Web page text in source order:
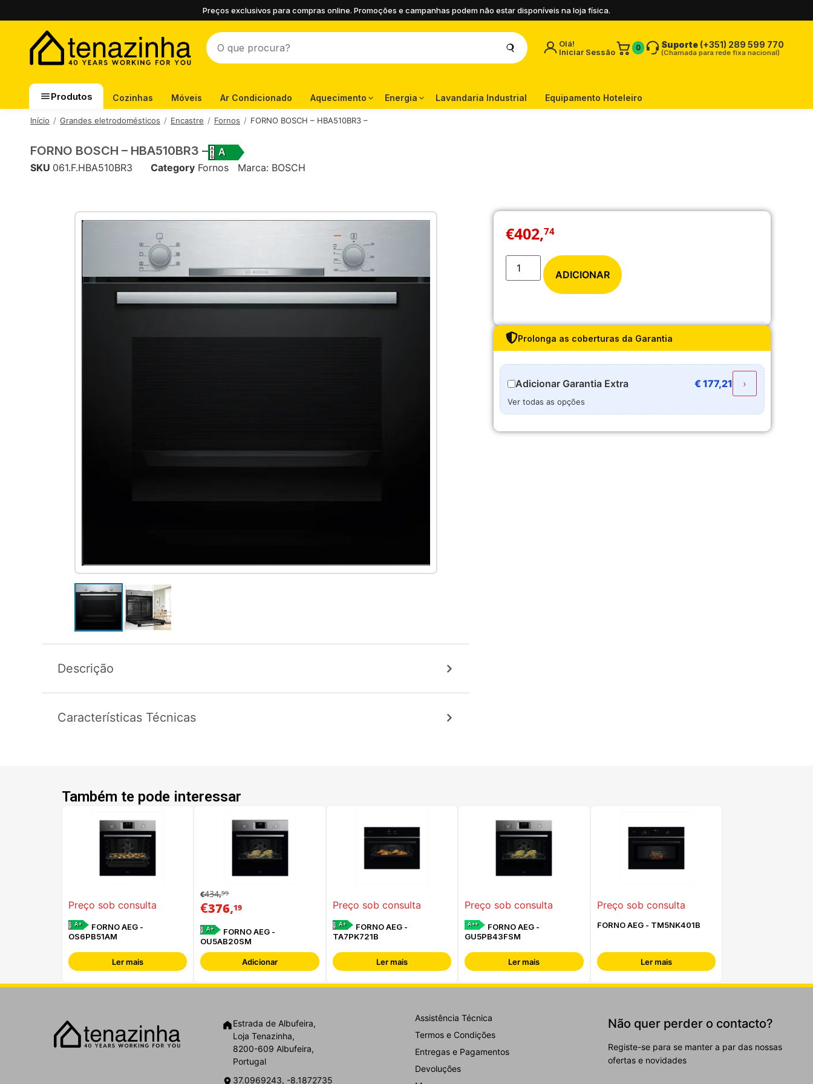
Preços exclusivos para compras online. Promoções e campanhas podem não estar disponíveis na loja física.
Olá!
Iniciar Sessão
0 Suporte (+351) 289 599 770
(Chamada para rede fixa nacional)
Produtos Cozinhas Móveis Ar Condicionado Aquecimento Energia Lavandaria Industrial Equipamento Hoteleiro
Início Grandes eletrodomésticos Encastre Fornos FORNO BOSCH – HBA510BR3 –
FORNO BOSCH – HBA510BR3 – A
SKU 061.F.HBA510BR3 Category Fornos Marca: BOSCH
Descrição
Características Técnicas
€402,74
ADICIONAR
Prolonga as coberturas da Garantia
Adicionar Garantia Extra € 177,21 ›
Ver todas as opções
Também te pode interessar
Preço sob consulta
A+
FORNO AEG -
OS6PB51AM
Ler mais
€434,99
€376,19
A+
FORNO AEG -
OU5AB20SM
Adicionar
Preço sob consulta
A+
FORNO AEG -
TA7PK721B
Ler mais
Preço sob consulta
A++
FORNO AEG -
GU5PB43FSM
Ler mais
Preço sob consulta
FORNO AEG - TM5NK401B
Ler mais
Estrada de Albufeira,
Loja Tenazinha,
8200-609 Albufeira,
Portugal
37.0969243, -8.1872735
Assistência Técnica
Termos e Condições
Entregas e Pagamentos
Devoluções
Não quer perder o contacto?
Registe-se para se manter a par das nossas
ofertas e novidades